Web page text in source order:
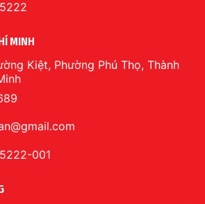
MINH
Kiệt, Phường Phú Thọ, Thành
001